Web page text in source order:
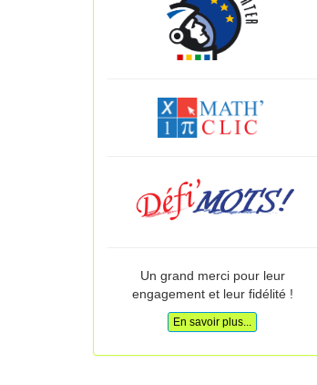
Un grand merci pour leur
engagement et leur fidélité !
En savoir plus...